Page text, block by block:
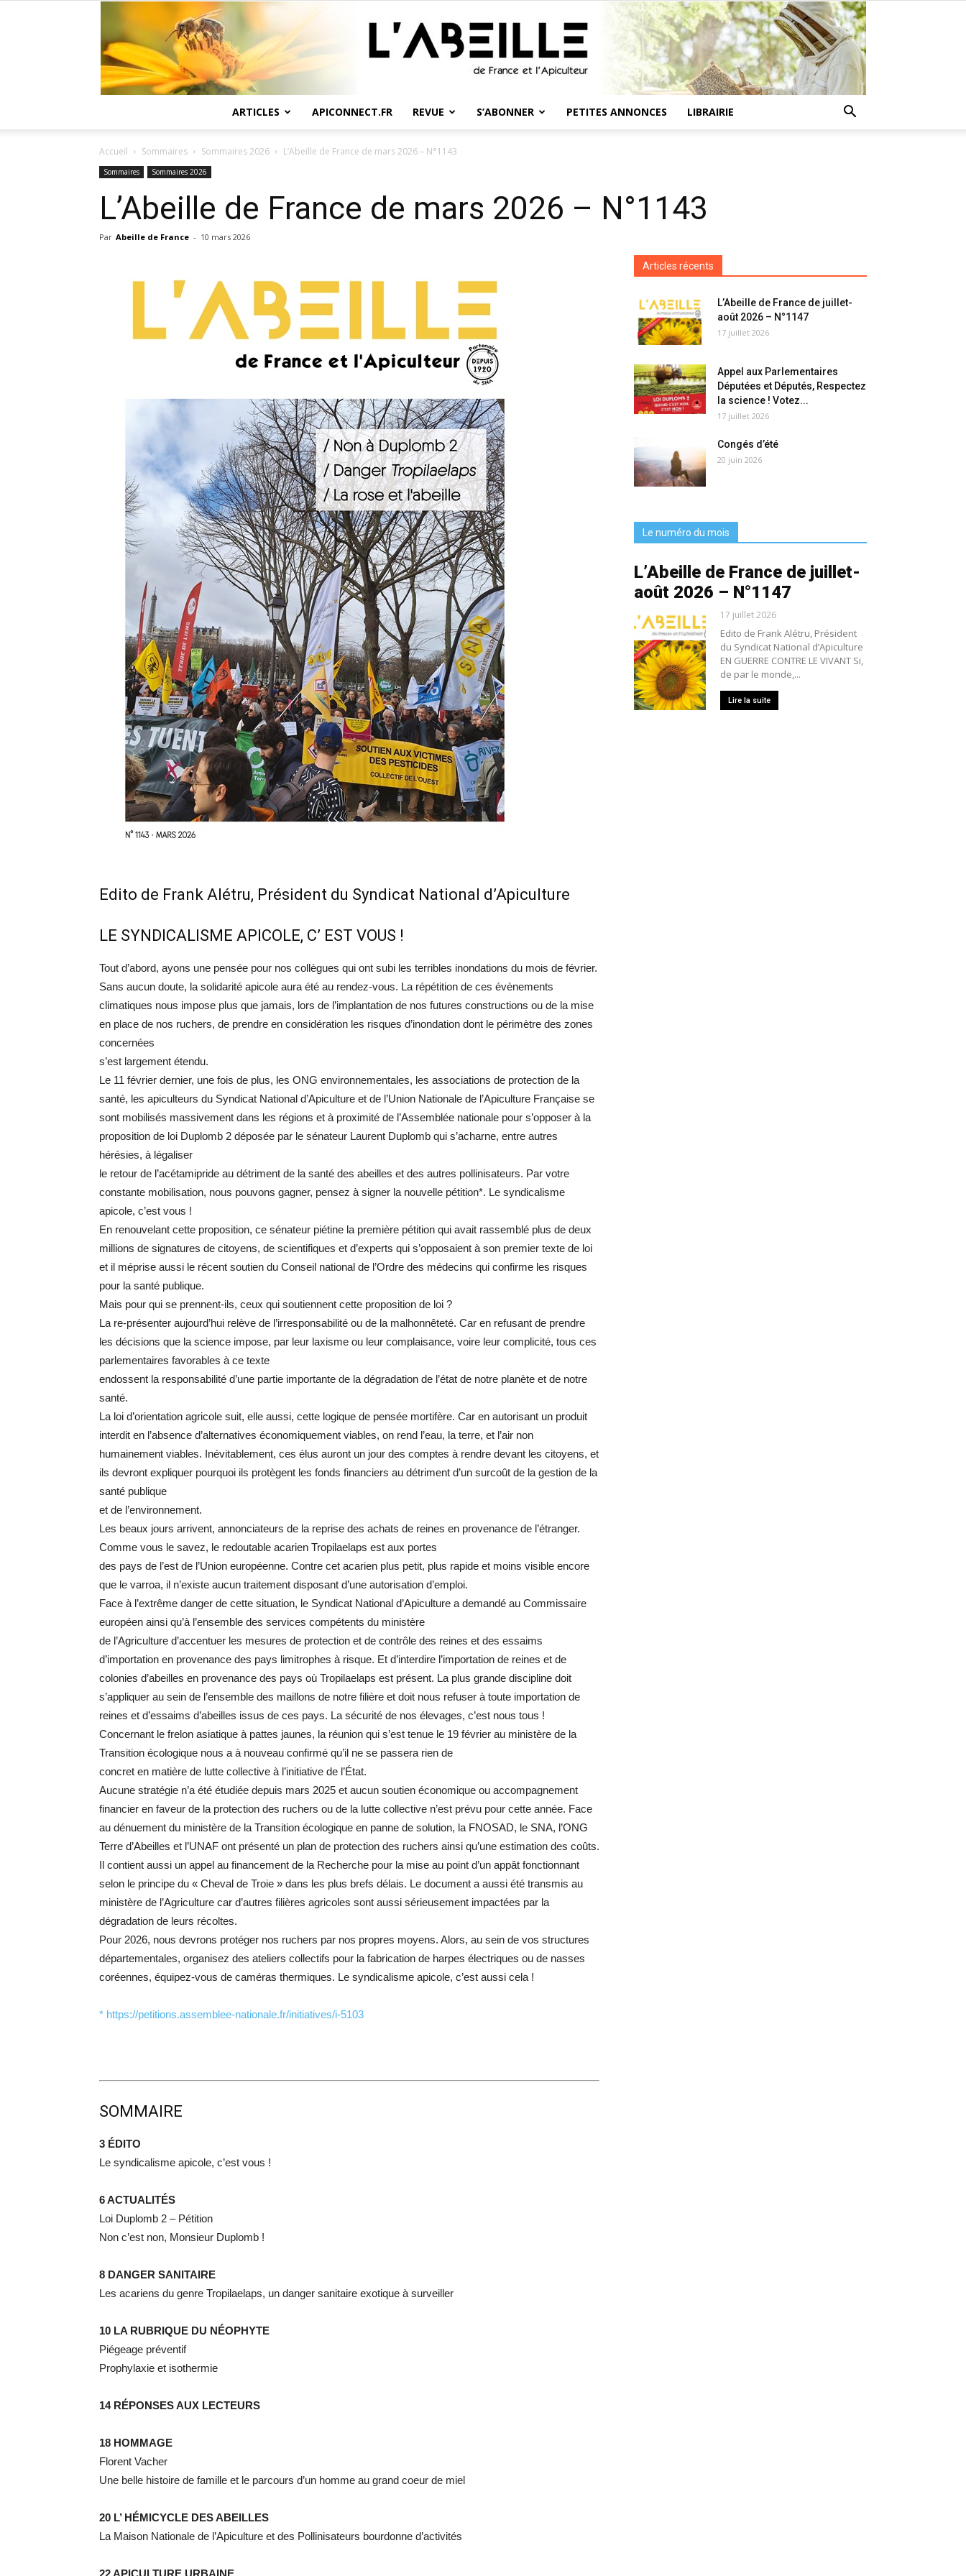
France
ARTICLES APICONNECT.FR REVUE S’ABONNER PETITES ANNONCES LIBRAIRIE
Accueil Sommaires Sommaires 2026 L’Abeille de France de mars 2026 – N°1143
Sommaires Sommaires 2026
L’Abeille de France de mars 2026 – N°1143
Par Abeille de France - 10 mars 2026
Edito de Frank Alétru, Président du Syndicat National d’Apiculture
LE SYNDICALISME APICOLE, C’ EST VOUS !
Tout d’abord, ayons une pensée pour nos collègues qui ont subi les terribles inondations du mois de février.
Sans aucun doute, la solidarité apicole aura été au rendez-vous. La répétition de ces évènements
climatiques nous impose plus que jamais, lors de l’implantation de nos futures constructions ou de la mise
en place de nos ruchers, de prendre en considération les risques d’inondation dont le périmètre des zones
concernées
s’est largement étendu.
Le 11 février dernier, une fois de plus, les ONG environnementales, les associations de protection de la
santé, les apiculteurs du Syndicat National d’Apiculture et de l’Union Nationale de l’Apiculture Française se
sont mobilisés massivement dans les régions et à proximité de l’Assemblée nationale pour s’opposer à la
proposition de loi Duplomb 2 déposée par le sénateur Laurent Duplomb qui s’acharne, entre autres
hérésies, à légaliser
le retour de l’acétamipride au détriment de la santé des abeilles et des autres pollinisateurs. Par votre
constante mobilisation, nous pouvons gagner, pensez à signer la nouvelle pétition*. Le syndicalisme
apicole, c’est vous !
En renouvelant cette proposition, ce sénateur piétine la première pétition qui avait rassemblé plus de deux
millions de signatures de citoyens, de scientifiques et d’experts qui s’opposaient à son premier texte de loi
et il méprise aussi le récent soutien du Conseil national de l’Ordre des médecins qui confirme les risques
pour la santé publique.
Mais pour qui se prennent-ils, ceux qui soutiennent cette proposition de loi ?
La re-présenter aujourd’hui relève de l’irresponsabilité ou de la malhonnêteté. Car en refusant de prendre
les décisions que la science impose, par leur laxisme ou leur complaisance, voire leur complicité, tous ces
parlementaires favorables à ce texte
endossent la responsabilité d’une partie importante de la dégradation de l’état de notre planète et de notre
santé.
La loi d’orientation agricole suit, elle aussi, cette logique de pensée mortifère. Car en autorisant un produit
interdit en l’absence d’alternatives économiquement viables, on rend l’eau, la terre, et l’air non
humainement viables. Inévitablement, ces élus auront un jour des comptes à rendre devant les citoyens, et
ils devront expliquer pourquoi ils protègent les fonds financiers au détriment d’un surcoût de la gestion de la
santé publique
et de l’environnement.
Les beaux jours arrivent, annonciateurs de la reprise des achats de reines en provenance de l’étranger.
Comme vous le savez, le redoutable acarien Tropilaelaps est aux portes
des pays de l’est de l’Union européenne. Contre cet acarien plus petit, plus rapide et moins visible encore
que le varroa, il n’existe aucun traitement disposant d’une autorisation d’emploi.
Face à l’extrême danger de cette situation, le Syndicat National d’Apiculture a demandé au Commissaire
européen ainsi qu’à l’ensemble des services compétents du ministère
de l’Agriculture d’accentuer les mesures de protection et de contrôle des reines et des essaims
d’importation en provenance des pays limitrophes à risque. Et d’interdire l’importation de reines et de
colonies d’abeilles en provenance des pays où Tropilaelaps est présent. La plus grande discipline doit
s’appliquer au sein de l’ensemble des maillons de notre filière et doit nous refuser à toute importation de
reines et d’essaims d’abeilles issus de ces pays. La sécurité de nos élevages, c’est nous tous !
Concernant le frelon asiatique à pattes jaunes, la réunion qui s’est tenue le 19 février au ministère de la
Transition écologique nous a à nouveau confirmé qu’il ne se passera rien de
concret en matière de lutte collective à l’initiative de l’État.
Aucune stratégie n’a été étudiée depuis mars 2025 et aucun soutien économique ou accompagnement
financier en faveur de la protection des ruchers ou de la lutte collective n’est prévu pour cette année. Face
au dénuement du ministère de la Transition écologique en panne de solution, la FNOSAD, le SNA, l’ONG
Terre d’Abeilles et l’UNAF ont présenté un plan de protection des ruchers ainsi qu’une estimation des coûts.
Il contient aussi un appel au financement de la Recherche pour la mise au point d’un appât fonctionnant
selon le principe du « Cheval de Troie » dans les plus brefs délais. Le document a aussi été transmis au
ministère de l’Agriculture car d’autres filières agricoles sont aussi sérieusement impactées par la
dégradation de leurs récoltes.
Pour 2026, nous devrons protéger nos ruchers par nos propres moyens. Alors, au sein de vos structures
départementales, organisez des ateliers collectifs pour la fabrication de harpes électriques ou de nasses
coréennes, équipez-vous de caméras thermiques. Le syndicalisme apicole, c’est aussi cela !
* https://petitions.assemblee-nationale.fr/initiatives/i-5103
SOMMAIRE
3 ÉDITO
Le syndicalisme apicole, c’est vous !
6 ACTUALITÉS
Loi Duplomb 2 – Pétition
Non c’est non, Monsieur Duplomb !
8 DANGER SANITAIRE
Les acariens du genre Tropilaelaps, un danger sanitaire exotique à surveiller
10 LA RUBRIQUE DU NÉOPHYTE
Piégeage préventif
Prophylaxie et isothermie
14 RÉPONSES AUX LECTEURS
18 HOMMAGE
Florent Vacher
Une belle histoire de famille et le parcours d’un homme au grand coeur de miel
20 L’ HÉMICYCLE DES ABEILLES
La Maison Nationale de l’Apiculture et des Pollinisateurs bourdonne d’activités
Articles récents
L’Abeille de France de juillet-
août 2026 – N°1147
17 juillet 2026
Appel aux Parlementaires
Députées et Députés, Respectez
la science ! Votez...
17 juillet 2026
Congés d’été
20 juin 2026
Le numéro du mois
L’Abeille de France de juillet-
août 2026 – N°1147
17 juillet 2026
Edito de Frank Alétru, Président
du Syndicat National d’Apiculture
EN GUERRE CONTRE LE VIVANT Si,
de par le monde,...
Lire la suite